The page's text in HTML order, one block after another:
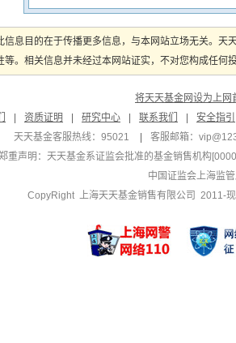
信息目的在于传播更多信息，与本网站立场无关。
等。相关信息并未经过本网站证实，不对您构成任
将天天基金网设为上网
资质证明 研究中心 联系我们
安全指引
天天基金客服热线：95021
客服邮箱：
重声明： 天天基金系证监会批准的基金销售机构
中国证监会上海监
CopyRight 上海天天基金销售有限公司 2011-